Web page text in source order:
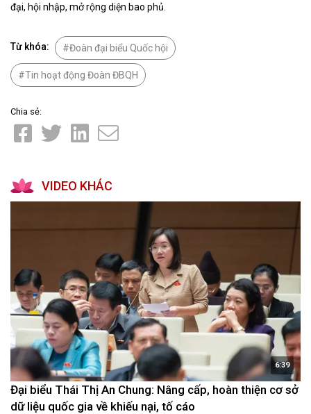
đại, hội nhập, mở rộng diện bao phủ.
Từ khóa: Đoàn đại biểu Quốc hội
Tin hoạt động Đoàn ĐBQH
Chia sẻ:
VIDEO KHÁC
6:39
Đại biểu Thái Thị An Chung: Nâng cấp, hoàn thiện cơ sở
dữ liệu quốc gia về khiếu nại, tố cáo